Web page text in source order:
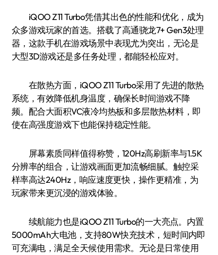
iQOO Z11 Turbo凭借其出色的性能和优化，成为
众多游戏玩家的首选。搭载了高通骁龙7+ Gen3处理
器，这款手机在游戏场景中表现尤为突出，无论是
大型3D游戏还是多任务处理，都能轻松应对。
在散热方面，iQOO Z11 Turbo采用了先进的散热
系统，有效降低机身温度，确保长时间游戏不降
频。配合大面积VC液冷均热板和多层散热材料，即
使在高强度游戏下也能保持稳定性能。
屏幕素质同样值得称赞，120Hz高刷新率与1.5K
分辨率的组合，让游戏画面更加流畅细腻。触控采
样率高达240Hz，响应速度更快，操作更精准，为
玩家带来更沉浸的游戏体验。
续航能力也是iQOO Z11 Turbo的一大亮点。内置
5000mAh大电池，支持80W快充技术，短时间内即
可充满电，满足全天候使用需求。无论是日常使用